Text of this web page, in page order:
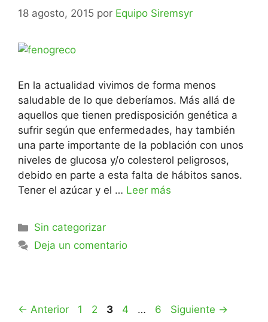
18 agosto, 2015 por Equipo Siremsyr
En la actualidad vivimos de forma menos
saludable de lo que deberíamos. Más allá de
aquellos que tienen predisposición genética a
sufrir según que enfermedades, hay también
una parte importante de la población con unos
niveles de glucosa y/o colesterol peligrosos,
debido en parte a esta falta de hábitos sanos.
Tener el azúcar y el … Leer más
Sin categorizar
Deja un comentario
← Anterior 1 2 3 4 … 6 Siguiente →